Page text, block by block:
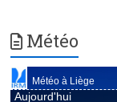
Météo